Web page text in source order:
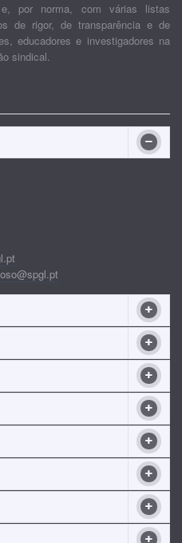
por norma, com várias listas
de rigor, de transparência e de
educadores e investigadores na
sindical.